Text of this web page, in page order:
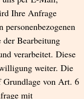
Ihre Anfrage
personenbezogenen
Bearbeitung
verarbeitet. Diese
weiter. Die
Grundlage von Art. 6
mit